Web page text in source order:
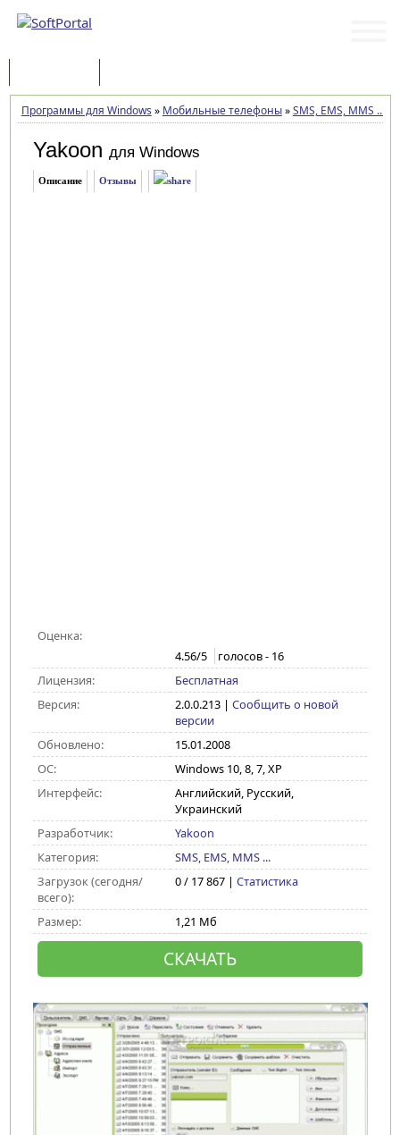
Программы для Windows » Мобильные телефоны»SMS, EMS, MMS ...
Yakoon для Windows
Описание Отзывы
Оценка:
4.56/5 голосов - 16
Лицензия:
Бесплатная
Версия:
2.0.0.213| Сообщить о новой
версии
Обновлено:
15.01.2008
ОС:
Windows 10, 8, 7, XP
Интерфейс:
Английский, Русский,
Украинский
Разработчик:
Yakoon
Категория:
SMS, EMS, MMS ...
Загрузок (сегодня/
всего):
0 / 17 867 | Статистика
Размер: 1,21 Мб
СКАЧАТЬ